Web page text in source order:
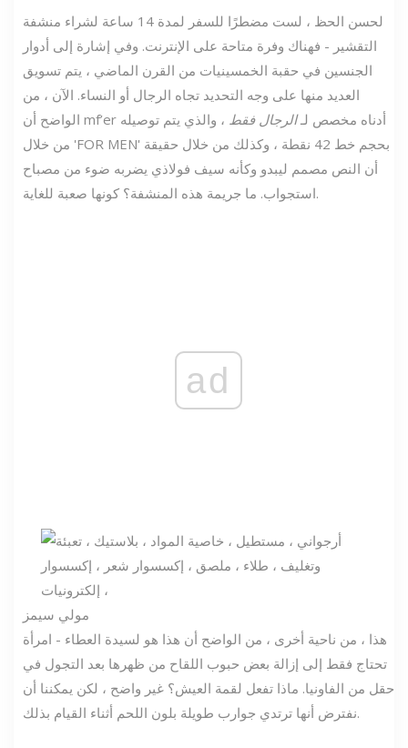
لحسن الحظ ، لست مضطرًا للسفر لمدة 14 ساعة لشراء منشفة
التقشير - فهناك وفرة متاحة على الإنترنت. وفي إشارة إلى أدوار
الجنسين في حقبة الخمسينيات من القرن الماضي ، يتم تسويق
العديد منها على وجه التحديد تجاه الرجال أو النساء. الآن ، من
الواضح أن mf’er أدناه مخصص لـالرجال فقط ، والذي يتم توصيله
من خلال 'FOR MEN' بحجم خط 42 نقطة ، وكذلك من خلال حقيقة
أن النص مصمم ليبدو وكأنه سيف فولاذي يضربه ضوء من مصباح
استجواب. ما جريمة هذه المنشفة؟ كونها صعبة للغاية.
ad
مولي سيمز
هذا ، من ناحية أخرى ، من الواضح أن هذا هو لسيدة العطاء - امرأة
تحتاج فقط إلى إزالة بعض حبوب اللقاح من ظهرها بعد التجول في
حقل من الفاونيا. ماذا تفعل لقمة العيش؟ غير واضح ، لكن يمكننا أن
نفترض أنها ترتدي جوارب طويلة بلون اللحم أثناء القيام بذلك.